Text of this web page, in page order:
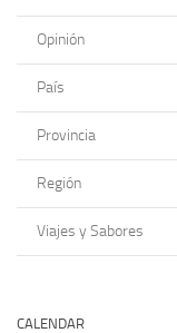
Opinión
País
Provincia
Región
Viajes y Sabores
CALENDAR